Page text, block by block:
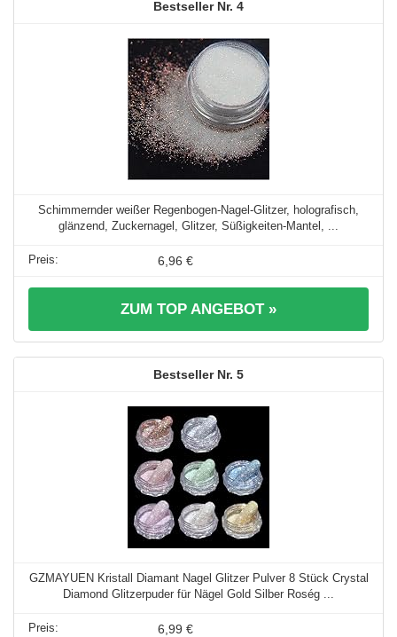
4
Schimmernder weißer Regenbogen-Nagel-Glitzer, holografisch,
glänzend, Zuckernagel, Glitzer, Süßigkeiten-Mantel, ...
6,96 €
ZUM TOP ANGEBOT »
5
GZMAYUEN Kristall Diamant Nagel Glitzer Pulver 8 Stück Crystal
Diamond Glitzerpuder für Nägel Gold Silber Roség ...
6,99 €